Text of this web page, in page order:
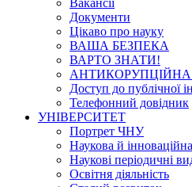
Вакансії
Документи
Цікаво про науку
ВАША БЕЗПЕКА
ВАРТО ЗНАТИ!
АНТИКОРУПЦІЙНА
Доступ до публічної
Телефонний довідник
УНІВЕРСИТЕТ
Портрет ЧНУ
Наукова й інноваційна
Наукові періодичні
Освітня діяльність